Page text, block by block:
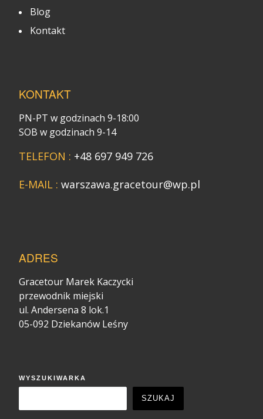
Blog
Kontakt
KONTAKT
PN-PT w godzinach 9-18:00
SOB w godzinach 9-14
TELEFON : +48 697 949 726
E-MAIL : warszawa.gracetour@wp.pl
ADRES
Gracetour Marek Kaczycki
przewodnik miejski
ul. Andersena 8 lok.1
05-092 Dziekanów Leśny
WYSZUKIWARKA
SZUKAJ